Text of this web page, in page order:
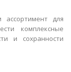
для
комплексные
и сохранности